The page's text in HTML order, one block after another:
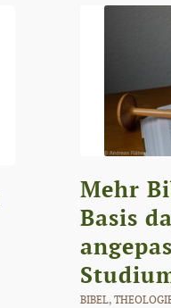
Mehr
Basis
BIBEL,